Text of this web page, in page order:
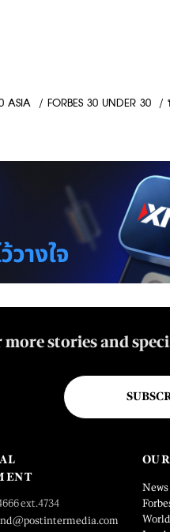
ASIA​​ / FORBES 30 UNDER 30 /
more stories and
ext.4734
News
World